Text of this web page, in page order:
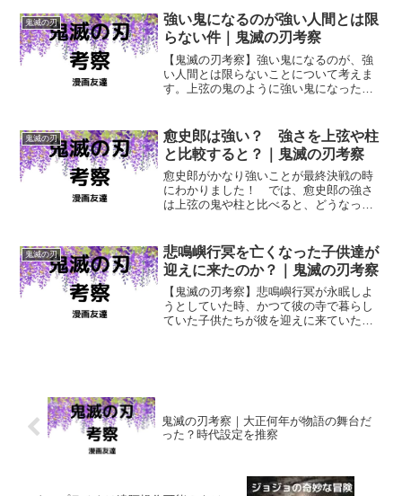
ってしまいました！
鬼滅の刃
強い鬼になるのが強い人間とは限
らない件｜鬼滅の刃考察
【鬼滅の刃考察】強い鬼になるのが、強
い人間とは限らないことについて考えま
す。上弦の鬼のように強い鬼になった者
強い鬼になっていたのでしょうか？
鬼滅の刃
愈史郎は強い？ 強さを上弦や柱
と比較すると？｜鬼滅の刃考察
愈史郎がかなり強いことが最終決戦の時
にわかりました！ では、愈史郎の強さ
は上弦の鬼や柱と比べると、どうなって
が、いくらなんでも上弦より強いという
ことはないでしょうが…。
鬼滅の刃
悲鳴嶼行冥を亡くなった子供達が
迎えに来たのか？｜鬼滅の刃考察
【鬼滅の刃考察】悲鳴嶼行冥が永眠しよ
うとしていた時、かつて彼の寺で暮らし
ていた子供たちが彼を迎えに来ていたよ
鬼滅の刃考察｜大正何年が物語の舞台だ
った？時代設定を推察